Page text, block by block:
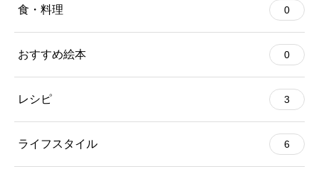
食・料理 0
おすすめ絵本 0
レシピ 3
ライフスタイル 6